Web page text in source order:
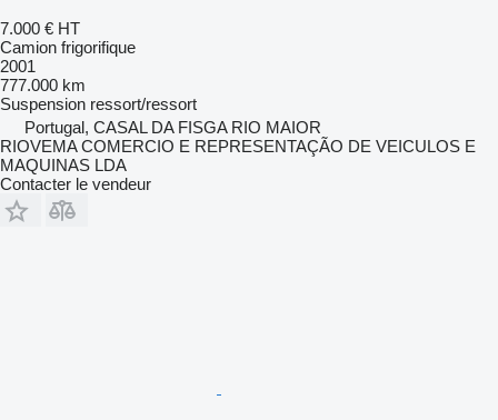
7.000 € HT
Camion frigorifique
2001
777.000 km
Suspension ressort/ressort
Portugal, CASAL DA FISGA RIO MAIOR
RIOVEMA COMERCIO E REPRESENTAÇÃO DE VEICULOS E
MAQUINAS LDA
Contacter le vendeur